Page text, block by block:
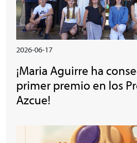
2026-06-17
¡Maria Aguirre ha
primer premio en los
Azcue!